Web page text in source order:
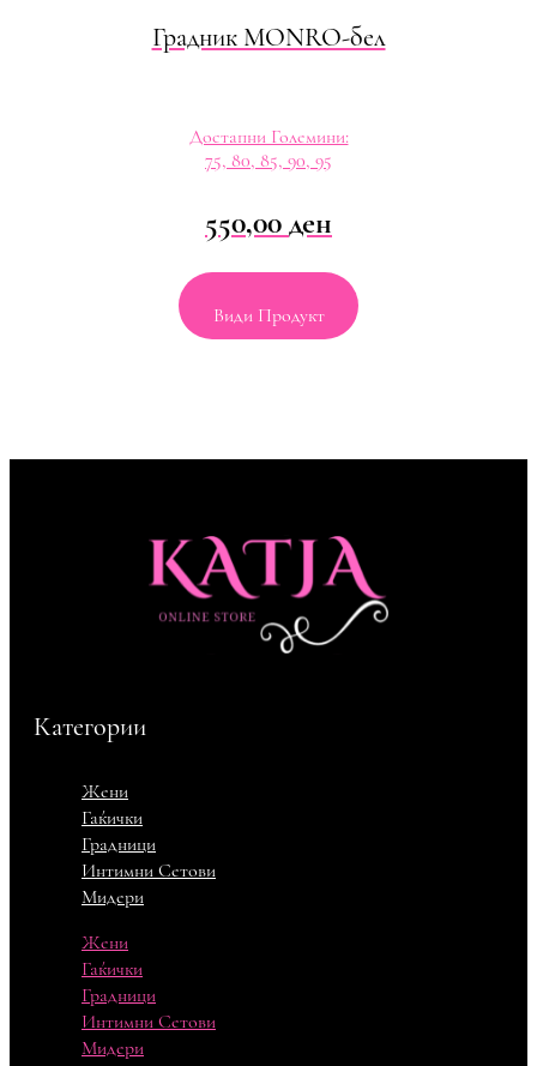
Градник MONRO-бел
Достапни Големини:
75, 80, 85, 90, 95
550,00ден
Види Продукт
Категории
Жени
Гаќички
Градници
Интимни Сетови
Мидери
Жени
Гаќички
Градници
Интимни Сетови
Мидери